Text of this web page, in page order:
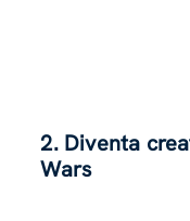
2. Diventa
Wars